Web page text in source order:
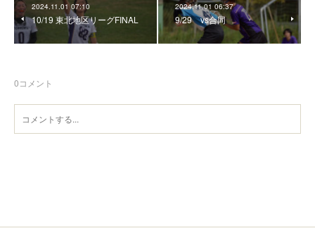
2024.11.01 07:10
10/19 東北地区リーグFINAL
2024.11.01 06:37
9/29 vs合同
0コメント